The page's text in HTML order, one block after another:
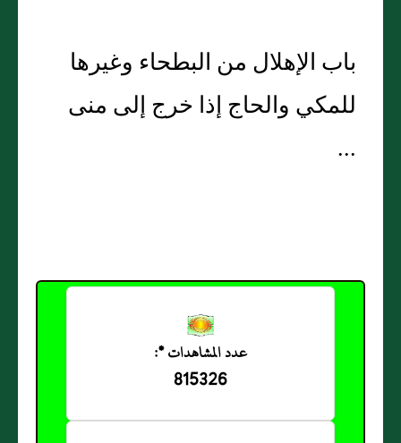
باب الإهلال من البطحاء وغيرها
للمكي والحاج إذا خرج إلى منى
...
عدد المشاهدات *:
815326